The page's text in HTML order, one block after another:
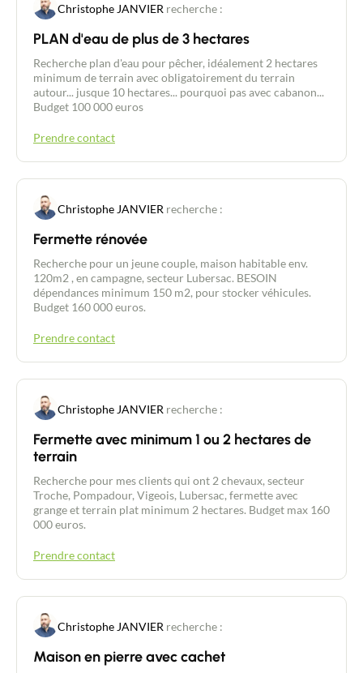
Contacter un conseiller
Christophe JANVIER recherche :
PLAN d'eau de plus de 3 hectares
Recherche plan d'eau pour pêcher, idéalement 2 hectares
minimum de terrain avec obligatoirement du terrain
autour... jusque 10 hectares... pourquoi pas avec cabanon...
Budget 100 000 euros
Prendre contact
Christophe JANVIER recherche :
Fermette rénovée
Recherche pour un jeune couple, maison habitable env.
120m2 , en campagne, secteur Lubersac. BESOIN
dépendances minimum 150 m2, pour stocker véhicules.
Budget 160 000 euros.
Prendre contact
Christophe JANVIER recherche :
Fermette avec minimum 1 ou 2 hectares de
terrain
Recherche pour mes clients qui ont 2 chevaux, secteur
Troche, Pompadour, Vigeois, Lubersac, fermette avec
grange et terrain plat minimum 2 hectares. Budget max 160
000 euros.
Prendre contact
Christophe JANVIER recherche :
Maison en pierre avec cachet